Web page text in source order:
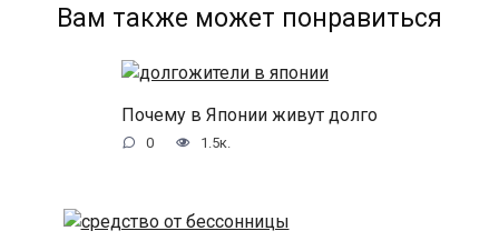
Вам также может понравиться
Почему в Японии живут долго
0 1.5к.